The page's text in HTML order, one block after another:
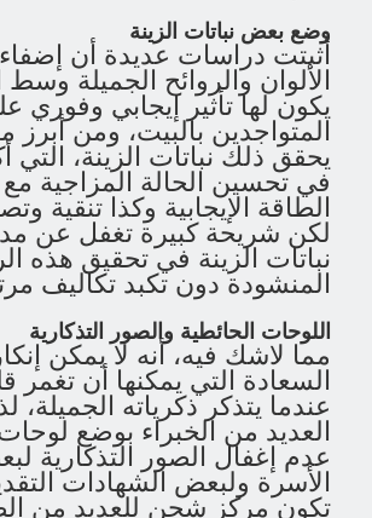
وضع بعض نباتات الزينة
أثبتت دراسات عديدة أن
الألوان والروائح الجميلة وسط
يكون لها تأثير إيجابي وفوري
المتواجدين بالبيت، ومن أبرز
يحقق ذلك نباتات الزينة، التي
في تحسين الحالة المزاجية
الطاقة الإيجابية وكذا تنقية
لكن شريحة كبيرة تغفل عن
نباتات الزينة في تحقيق هذه
المنشودة دون تكبد تكاليف
اللوحات الحائطية والصور التذكارية
مما لاشك فيه، أنه لا يمكن
السعادة التي يمكنها أن تغمر
عندما يتذكر ذكرياته الجميلة،
العديد من الخبراء بوضع
عدم إغفال الصور التذكارية
الأسرة ولبعض الشهادات
تكون مركز شحن للعديد من